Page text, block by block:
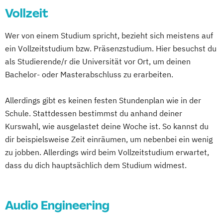
Medienentwicklung
Onlinekommunikation
Sound and Music Production
Vollzeit
Wer von einem Studium spricht, bezieht sich meistens auf
ein Vollzeitstudium bzw. Präsenzstudium. Hier besuchst du
als Studierende/r die Universität vor Ort, um deinen
Bachelor- oder Masterabschluss zu erarbeiten.
Allerdings gibt es keinen festen Stundenplan wie in der
Schule. Stattdessen bestimmst du anhand deiner
Kurswahl, wie ausgelastet deine Woche ist. So kannst du
dir beispielsweise Zeit einräumen, um nebenbei ein wenig
zu jobben. Allerdings wird beim Vollzeitstudium erwartet,
dass du dich hauptsächlich dem Studium widmest.
Audio Engineering